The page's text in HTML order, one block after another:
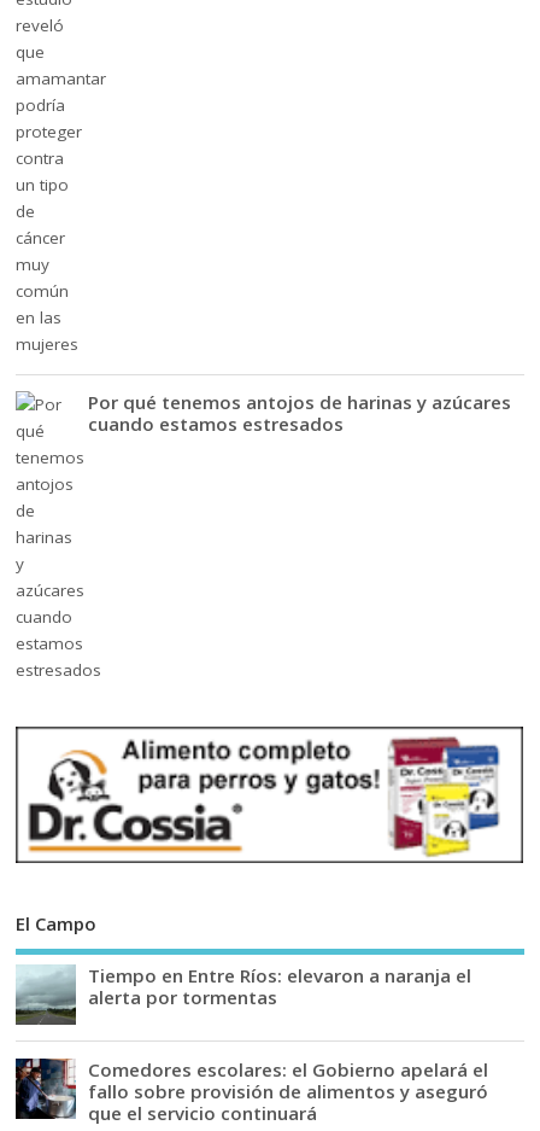
Por qué tenemos antojos de harinas y azúcares
cuando estamos estresados
El Campo
Tiempo en Entre Ríos: elevaron a naranja el
alerta por tormentas
Comedores escolares: el Gobierno apelará el
fallo sobre provisión de alimentos y aseguró
que el servicio continuará